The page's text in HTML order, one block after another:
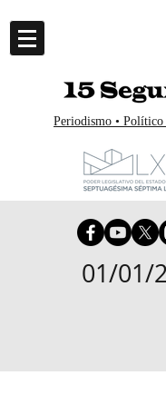
Periodismo • Político
01/01/